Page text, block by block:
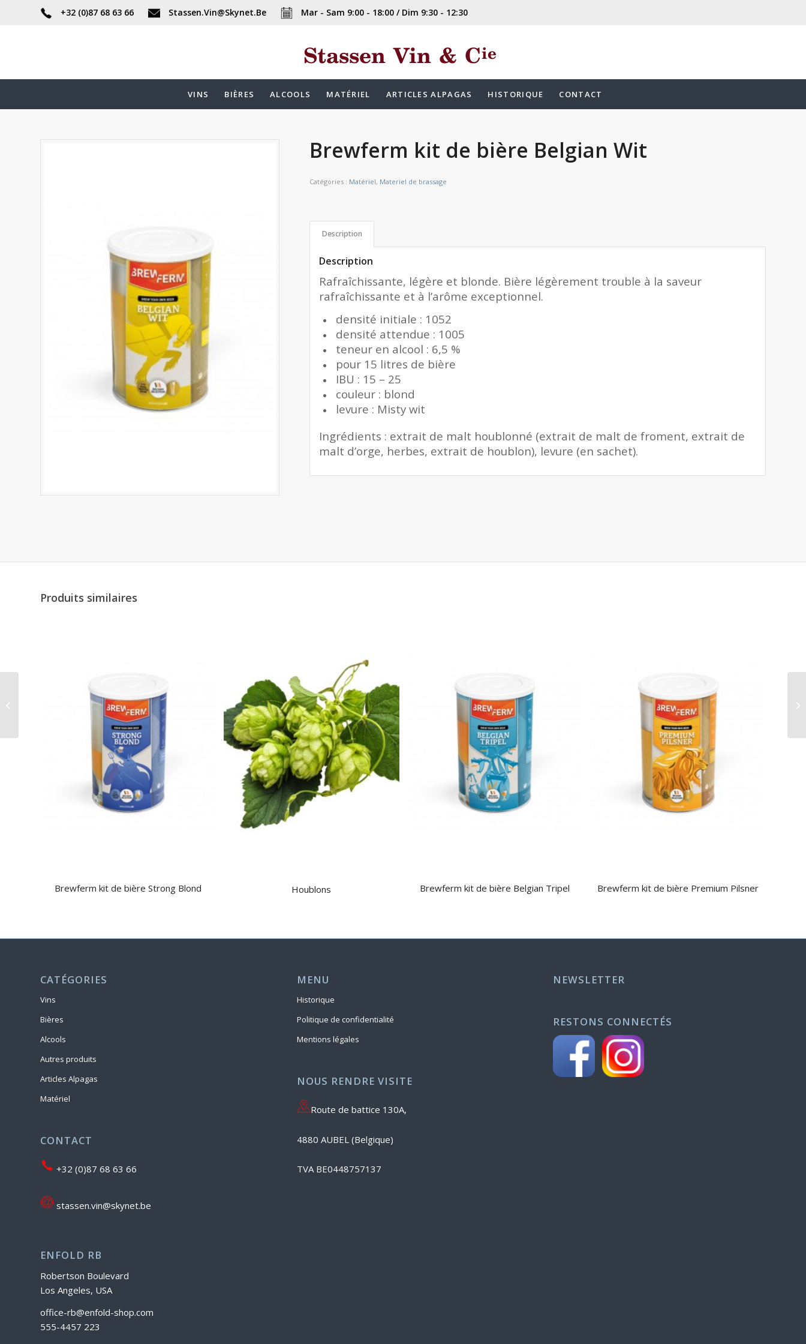
+32 (0)87 68 63 66 Stassen.Vin@Skynet.Be Mar - Sam 9:00 - 18:00 / Dim 9:30 - 12:30
VINS BIÈRES ALCOOLS MATÉRIEL ARTICLES ALPAGAS HISTORIQUE CONTACT
Brewferm kit de bière Belgian Wit
Catégories : Matériel, Materiel de brassage
Description
Description
Rafraîchissante, légère et blonde. Bière légèrement trouble à la saveur
rafraîchissante et à l’arôme exceptionnel.
densité initiale : 1052
densité attendue : 1005
teneur en alcool : 6,5 %
pour 15 litres de bière
IBU : 15 – 25
couleur : blond
levure : Misty wit
Ingrédients : extrait de malt houblonné (extrait de malt de froment, extrait de
malt d’orge, herbes, extrait de houblon), levure (en sachet).
Produits similaires
Brewferm kit de bière Strong Blond Houblons Brewferm kit de bière Belgian Tripel Brewferm kit de bière Premium Pilsner
CATÉGORIES
Vins
Bières
Alcools
Autres produits
Articles Alpagas
Matériel
CONTACT
+32 (0)87 68 63 66
stassen.vin@skynet.be
ENFOLD RB
Robertson Boulevard
Los Angeles, USA
office-rb@enfold-shop.com
555-4457 223
MENU
Historique
Politique de confidentialité
Mentions légales
NOUS RENDRE VISITE
Route de battice 130A,
4880 AUBEL (Belgique)
TVA BE0448757137
NEWSLETTER
RESTONS CONNECTÉS
Brewferm kit de bière